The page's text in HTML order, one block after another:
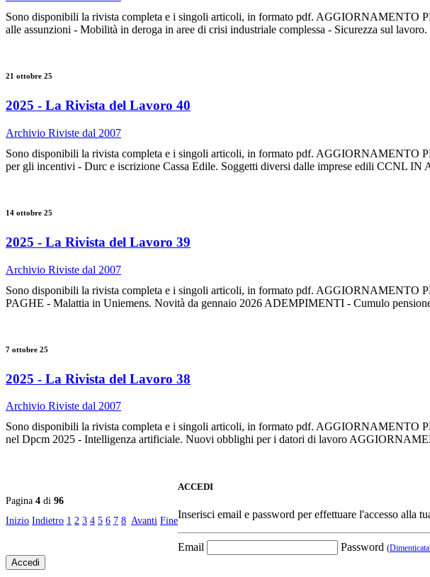
Sono disponibili la rivista completa e i singoli articoli, in formato pdf. AGGIORNAMENTO
alle assunzioni - Mobilità in deroga in aree di crisi industriale complessa - Sicurezza sul
21 ottobre 25
2025 - La Rivista del Lavoro 40
Archivio Riviste dal 2007
Sono disponibili la rivista completa e i singoli articoli, in formato pdf. AGGIORNAMENTO
per gli incentivi - Durc e iscrizione Cassa Edile. Soggetti diversi dalle imprese edili CCNL IN
14 ottobre 25
2025 - La Rivista del Lavoro 39
Archivio Riviste dal 2007
Sono disponibili la rivista completa e i singoli articoli, in formato pdf.
PAGHE - Malattia in Uniemens. Novità da gennaio 2026 ADEMPIMENTI - Cumulo
7 ottobre 25
2025 - La Rivista del Lavoro 38
Archivio Riviste dal 2007
Sono disponibili la rivista completa e i singoli articoli, in formato pdf. AGGIORNAMENTO
nel Dpcm 2025 - Intelligenza artificiale. Nuovi obblighi per i datori di lavoro
Pagina 4 di 96
Inizio Indietro 1 2 3 4 5 6 7 8 Avanti Fine
ACCEDI
Inserisci email e password per effettuare l'accesso alla
Email Password (